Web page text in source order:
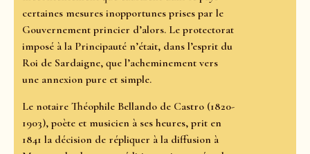
certaines mesures inopportunes prises par le
Gouvernement princier d’alors. Le protectorat
imposé à la Principauté n’était, dans l’esprit du
Roi de Sardaigne, que l’acheminement vers
une annexion pure et simple.
Le notaire Théophile Bellando de Castro (1820-
1903), poète et musicien à ses heures, prit en
1841 la décision de répliquer à la diffusion à